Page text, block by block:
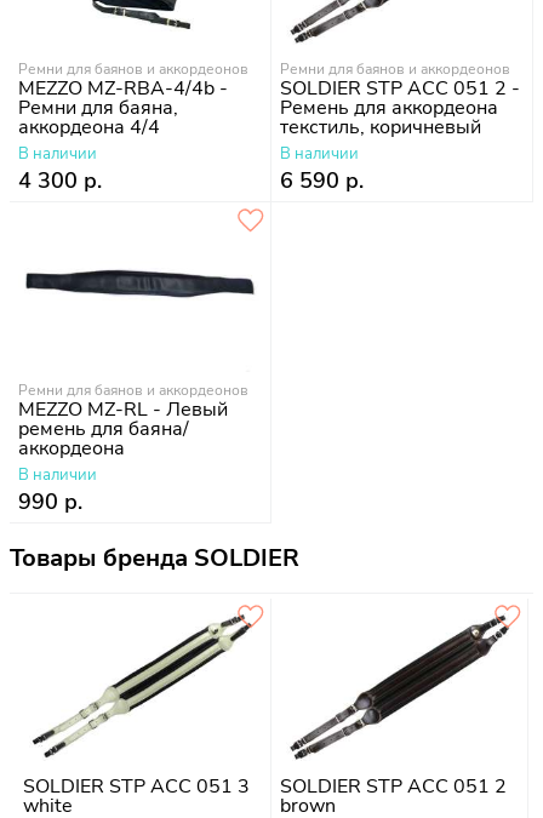
Ремни для баянов и аккордеонов
MEZZO MZ-RBA-4/4b -
Ремни для баяна,
аккордеона 4/4
В наличии
4 300 р.
Ремни для баянов и аккордеонов
SOLDIER STP ACC 051 2 -
Ремень для аккордеона
текстиль, коричневый
В наличии
6 590 р.
Ремни для баянов и аккордеонов
MEZZO MZ-RL - Левый
ремень для баяна/
аккордеона
В наличии
990 р.
Товары бренда SOLDIER
SOLDIER STP ACC 051 3
white
SOLDIER STP ACC 051 2
brown